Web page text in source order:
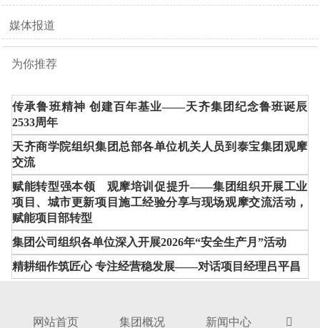
媒体报道
为你推荐
传承鲁班精神 创建百年基业——天齐集团纪念鲁班诞辰
2533周年
天齐商学院组织集团总部各单位机关人员到泰宝集团观摩
交流
赋能转型强本领 观摩培训促提升——集团组织开展工业
项目、城市更新项目施工经验分享与现场观摩交流活动，
赋能项目部转型
集团公司组织各单位深入开展2026年“安全生产月”活动
精耕细作筑匠心 专注经营稳发展——对话项目经理吕平昌
网站首页 集团概况 新闻中心 